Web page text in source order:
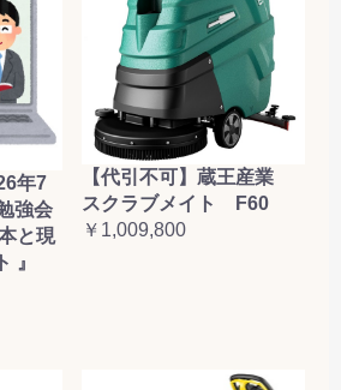
年7
強会
と現
』
【代引不可】蔵王産業
スクラブメイト F60
￥1,009,800